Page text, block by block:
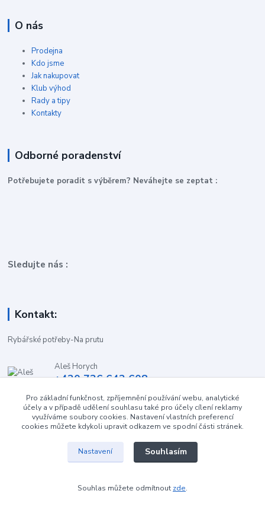
O nás
Prodejna
Kdo jsme
Jak nakupovat
Klub výhod
Rady a tipy
Kontakty
Odborné poradenství
Potřebujete poradit s výběrem? Neváhejte se zeptat :
Sledujte nás :
Kontakt:
Rybářské potřeby-Na prutu
Aleš Horych
+420 736 642 608
obchod-naprutu@seznam.cz
Pro základní funkčnost, zpříjemnění používání webu, analytické
účely a v případě udělení souhlasu také pro účely cílení reklamy
využíváme soubory cookies. Nastavení vlastních preferencí
cookies můžete kdykoli upravit odkazem ve spodní části stránek.
Nastavení Souhlasím
Souhlas můžete odmítnout zde.